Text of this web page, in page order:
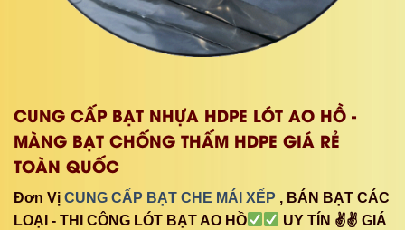
CUNG CẤP BẠT NHỰA HDPE LÓT AO HỒ -
MÀNG BẠT CHỐNG THẤM HDPE GIÁ RẺ
TOÀN QUỐC
Đơn Vị CUNG CẤP BẠT CHE MÁI XẾP , BÁN BẠT CÁC
LOẠI - THI CÔNG LÓT BẠT AO HỒ
UY TÍN ✌✌ GIÁ